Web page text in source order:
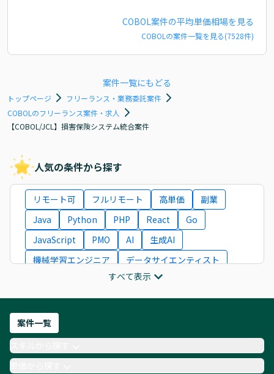
COBOL案件の平均単価相場を見る
COBOL の案件一覧を見る(7528件)
案件一覧にもどる
トップページ
フリーランス・業務委託案件
COBOLのフリーランス案件・求人
【COBOL/JCL】損害保険システム統合案件
人気の条件から探す
リモート可 フルリモート 高単価
副業
Java
Python PHP React
Go
JavaScript
PMO AI
生成AI
機械学習エンジニア
データサイエンティスト
ITコンサルタント
フロントエンドエンジニア
ネットワークエンジニア
AIエンジニア
Webデザイナー
月収100万円 業務委託
COBOL
Ruby
すべて表示
案件一覧
単価から探す